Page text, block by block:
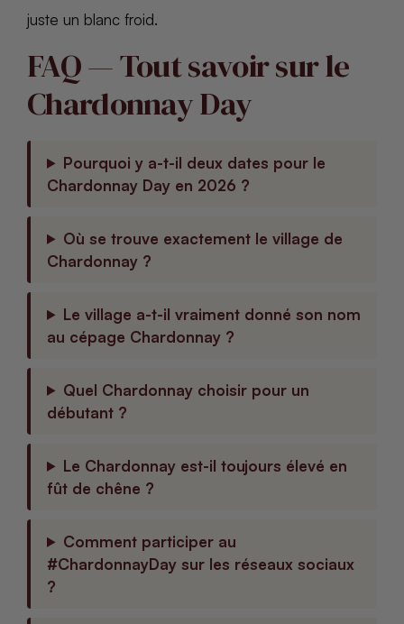
juste un blanc froid.
FAQ — Tout savoir sur le
Chardonnay Day
Pourquoi y a-t-il deux dates pour le
Chardonnay Day en 2026 ?
Où se trouve exactement le village de
Chardonnay ?
Le village a-t-il vraiment donné son nom
au cépage Chardonnay ?
Quel Chardonnay choisir pour un
débutant ?
Le Chardonnay est-il toujours élevé en
fût de chêne ?
Comment participer au
#ChardonnayDay sur les réseaux sociaux
?